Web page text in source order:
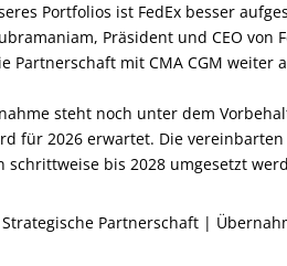
Portfolios ist FedEx besser
Präsident und CEO von
Partnerschaft mit CMA CGM weiter
steht noch unter dem
für 2026 erwartet. Die
schrittweise bis 2028 umgesetzt
Strategische Partnerschaft |